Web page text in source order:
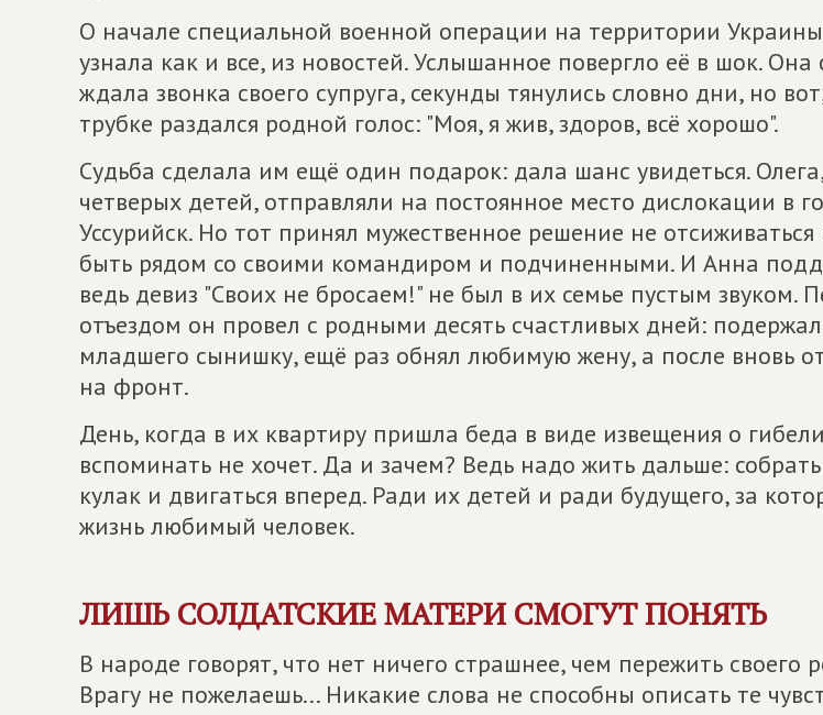
О начале специальной военной операции на территории
узнала как и все, из новостей. Услышанное повергло её в шок. Она
ждала звонка своего супруга, секунды тянулись словно дни, но
трубке раздался родной голос: "Моя, я жив, здоров, всё хорошо".
Судьба сделала им ещё один подарок: дала шанс увидеться.
четверых детей, отправляли на постоянное место дислокации в
Уссурийск. Но тот принял мужественное решение не отсиживаться
быть рядом со своими командиром и подчиненными. И Анна
ведь девиз "Своих не бросаем!" не был в их семье пустым звуком.
отъездом он провел с родными десять счастливых дней:
младшего сынишку, ещё раз обнял любимую жену, а после вновь
на фронт.
День, когда в их квартиру пришла беда в виде извещения о
вспоминать не хочет. Да и зачем? Ведь надо жить дальше:
кулак и двигаться вперед. Ради их детей и ради будущего, за
жизнь любимый человек.
ЛИШЬ СОЛДАТСКИЕ МАТЕРИ СМОГУТ ПОНЯТЬ
В народе говорят, что нет ничего страшнее, чем пережить своего
Врагу не пожелаешь... Никакие слова не способны описать те